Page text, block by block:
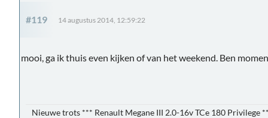
#119 14 augustus 2014, 12:59:22
mooi, ga ik thuis even kijken of van het weekend. Ben
Nieuwe trots *** Renault Megane III 2.0-16v TCe 180 Privilege